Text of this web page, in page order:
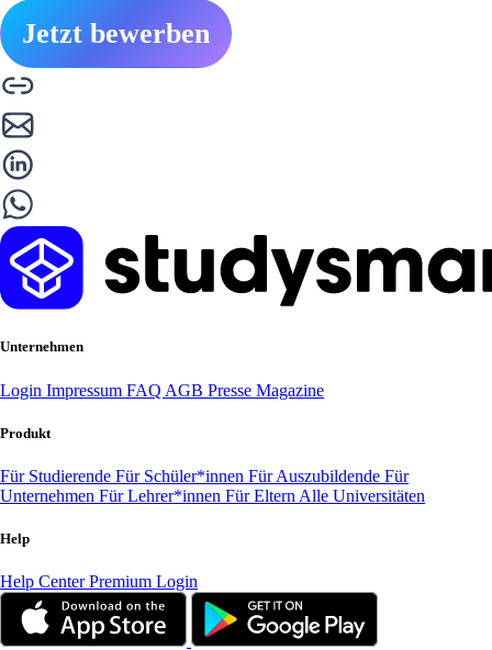
Jetzt bewerben
Unternehmen
Login Impressum FAQ AGB Presse Magazine
Produkt
Für Studierende Für Schüler*innen Für Auszubildende Für
Unternehmen Für Lehrer*innen Für Eltern Alle Universitäten
Help
Help CenterPremium Login